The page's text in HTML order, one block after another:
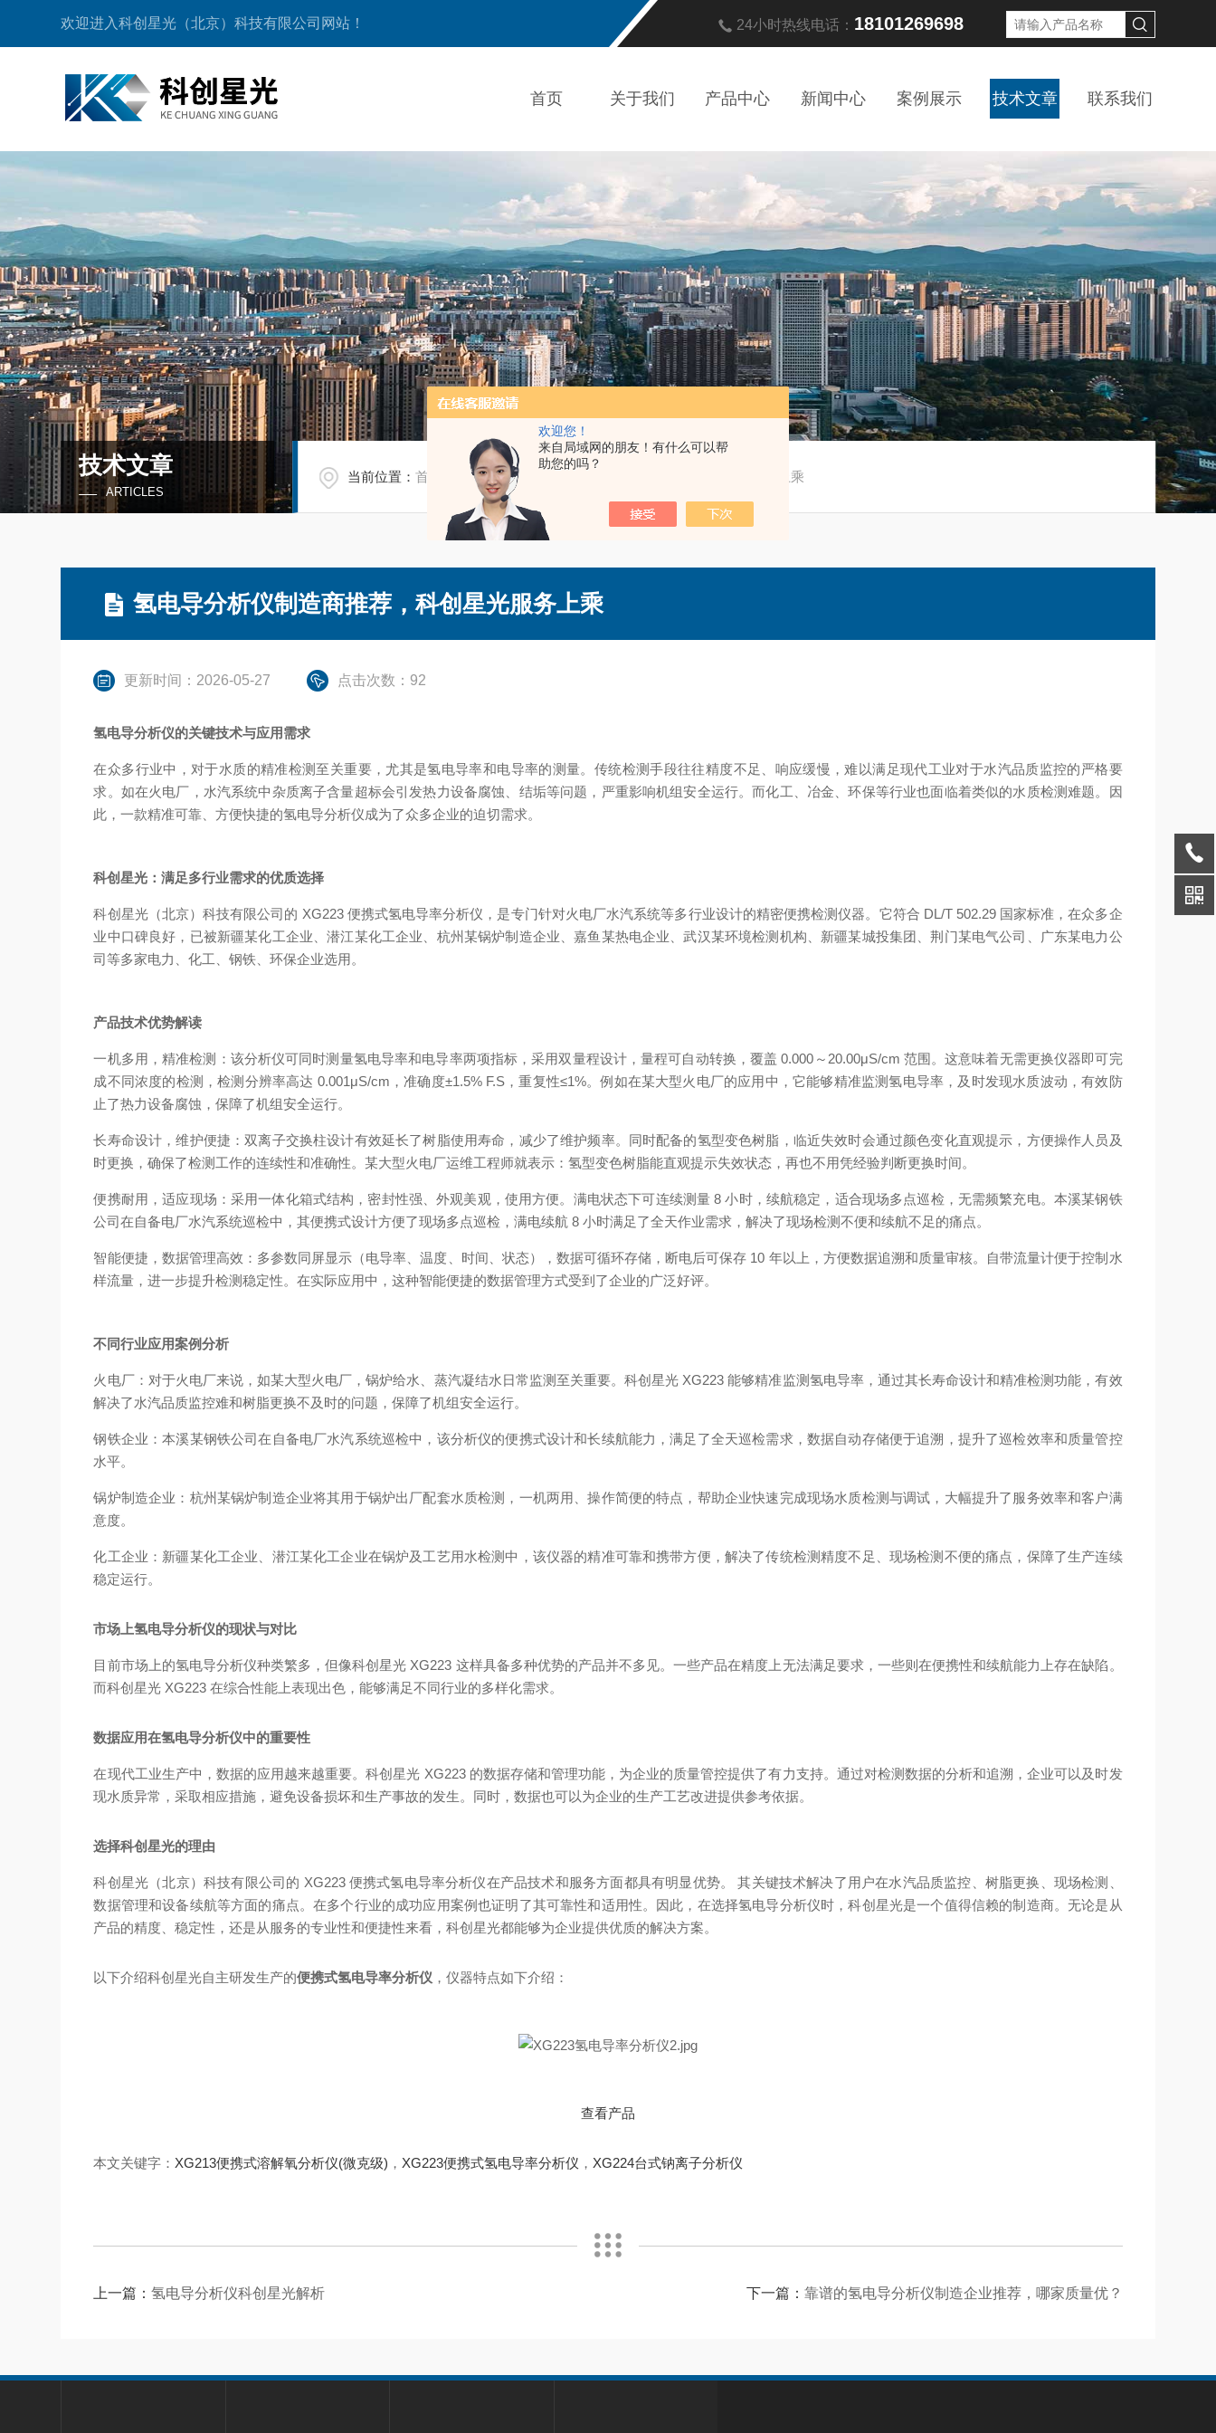
欢迎您！
来自局域网的朋友！有什么可以帮
助您的吗？
欢迎进入科创星光（北京）科技有限公司网站！ 24小时热线电话： 18101269698
首页 关于我们 产品中心 新闻中心 案例展示 技术文章 联系我们
技术文章
ARTICLES
当前位置：首页 技术文章/ 氢电导分析仪制造商推荐，科创星光服务上乘
氢电导分析仪制造商推荐，科创星光服务上乘
更新时间：2026-05-27 点击次数：92
氢电导分析仪的关键技术与应用需求
在众多行业中，对于水质的精准检测至关重要，尤其是氢电导率和电导率的测量。传统检测手段往往精度不足、响应缓慢，难以满足现代工业对于水汽品质监控的严格要
求。如在火电厂，水汽系统中杂质离子含量超标会引发热力设备腐蚀、结垢等问题，严重影响机组安全运行。而化工、冶金、环保等行业也面临着类似的水质检测难题。因
此，一款精准可靠、方便快捷的氢电导分析仪成为了众多企业的迫切需求。
科创星光：满足多行业需求的优质选择
科创星光（北京）科技有限公司的 XG223 便携式氢电导率分析仪，是专门针对火电厂水汽系统等多行业设计的精密便携检测仪器。它符合 DL/T 502.29 国家标准，在众多企
业中口碑良好，已被新疆某化工企业、潜江某化工企业、杭州某锅炉制造企业、嘉鱼某热电企业、武汉某环境检测机构、新疆某城投集团、荆门某电气公司、广东某电力公
司等多家电力、化工、钢铁、环保企业选用。
产品技术优势解读
一机多用，精准检测：该分析仪可同时测量氢电导率和电导率两项指标，采用双量程设计，量程可自动转换，覆盖 0.000～20.00μS/cm 范围。这意味着无需更换仪器即可完
成不同浓度的检测，检测分辨率高达 0.001μS/cm，准确度±1.5% F.S，重复性≤1%。例如在某大型火电厂的应用中，它能够精准监测氢电导率，及时发现水质波动，有效防
止了热力设备腐蚀，保障了机组安全运行。
长寿命设计，维护便捷：双离子交换柱设计有效延长了树脂使用寿命，减少了维护频率。同时配备的氢型变色树脂，临近失效时会通过颜色变化直观提示，方便操作人员及
时更换，确保了检测工作的连续性和准确性。某大型火电厂运维工程师就表示：氢型变色树脂能直观提示失效状态，再也不用凭经验判断更换时间。
便携耐用，适应现场：采用一体化箱式结构，密封性强、外观美观，使用方便。满电状态下可连续测量 8 小时，续航稳定，适合现场多点巡检，无需频繁充电。本溪某钢铁
公司在自备电厂水汽系统巡检中，其便携式设计方便了现场多点巡检，满电续航 8 小时满足了全天作业需求，解决了现场检测不便和续航不足的痛点。
智能便捷，数据管理高效：多参数同屏显示（电导率、温度、时间、状态），数据可循环存储，断电后可保存 10 年以上，方便数据追溯和质量审核。自带流量计便于控制水
样流量，进一步提升检测稳定性。在实际应用中，这种智能便捷的数据管理方式受到了企业的广泛好评。
不同行业应用案例分析
火电厂：对于火电厂来说，如某大型火电厂，锅炉给水、蒸汽凝结水日常监测至关重要。科创星光 XG223 能够精准监测氢电导率，通过其长寿命设计和精准检测功能，有效
解决了水汽品质监控难和树脂更换不及时的问题，保障了机组安全运行。
钢铁企业：本溪某钢铁公司在自备电厂水汽系统巡检中，该分析仪的便携式设计和长续航能力，满足了全天巡检需求，数据自动存储便于追溯，提升了巡检效率和质量管控
水平。
锅炉制造企业：杭州某锅炉制造企业将其用于锅炉出厂配套水质检测，一机两用、操作简便的特点，帮助企业快速完成现场水质检测与调试，大幅提升了服务效率和客户满
意度。
化工企业：新疆某化工企业、潜江某化工企业在锅炉及工艺用水检测中，该仪器的精准可靠和携带方便，解决了传统检测精度不足、现场检测不便的痛点，保障了生产连续
稳定运行。
市场上氢电导分析仪的现状与对比
目前市场上的氢电导分析仪种类繁多，但像科创星光 XG223 这样具备多种优势的产品并不多见。一些产品在精度上无法满足要求，一些则在便携性和续航能力上存在缺陷。
而科创星光 XG223 在综合性能上表现出色，能够满足不同行业的多样化需求。
数据应用在氢电导分析仪中的重要性
在现代工业生产中，数据的应用越来越重要。科创星光 XG223 的数据存储和管理功能，为企业的质量管控提供了有力支持。通过对检测数据的分析和追溯，企业可以及时发
现水质异常，采取相应措施，避免设备损坏和生产事故的发生。同时，数据也可以为企业的生产工艺改进提供参考依据。
选择科创星光的理由
科创星光（北京）科技有限公司的 XG223 便携式氢电导率分析仪在产品技术和服务方面都具有明显优势。 其关键技术解决了用户在水汽品质监控、树脂更换、现场检测、
数据管理和设备续航等方面的痛点。在多个行业的成功应用案例也证明了其可靠性和适用性。因此，在选择氢电导分析仪时，科创星光是一个值得信赖的制造商。无论是从
产品的精度、稳定性，还是从服务的专业性和便捷性来看，科创星光都能够为企业提供优质的解决方案。
以下介绍科创星光自主研发生产的便携式氢电导率分析仪 ，仪器特点如下介绍：
查看产品
本文关键字： XG213便携式溶解氧分析仪(微克级) ， XG223便携式氢电导率分析仪 ， XG224台式钠离子分析仪
上一篇：氢电导分析仪科创星光解析 下一篇： 靠谱的氢电导分析仪制造企业推荐，哪家质量优？